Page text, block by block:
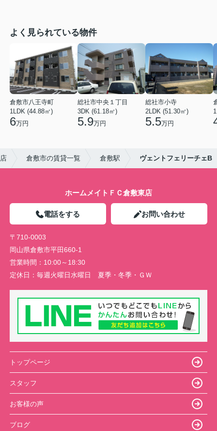
よく見られている物件
倉敷市八王寺町
1LDK (44.88㎡)
6万円
総社市中央１丁目
3DK (61.18㎡)
5.9万円
総社市小寺
2LDK (51.30㎡)
5.5万円
倉敷市の賃貸一覧 倉敷駅 ヴェントフェリーチェB
ホームメイトＦＣ倉敷東店
電話をする お問い合わせ
〒710-0003
岡山県倉敷市平田660-1
営業時間： 10:00～18:30
定休日： 毎週火曜日水曜日 夏季・冬季・ＧＷ
トップページ
スタッフ
お客様の声
ブログ